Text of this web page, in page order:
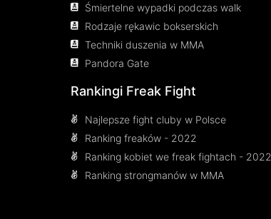
Śmiertelne wypadki podczas walk
Rodzaje rękawic bokserskich
Techniki duszenia w MMA
Pandora Gate
Rankingi Freak Fight
Najlepsze fight cluby w Polsce
Ranking freaków - 2022
Ranking kobiet we freak fightach - 2022
Ranking strongmanów w MMA